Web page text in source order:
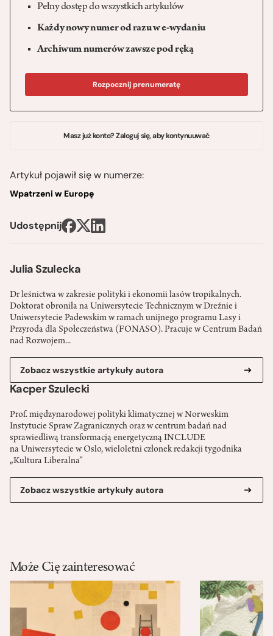
Julia Szulecka
Dr leśnictwa w zakresie polityki i ekonomii lasów tropikalnych.
Doktorat obroniła na Uniwersytecie Technicznym w Dreźnie i
Uniwersytecie Padewskim w ramach unijnego programu Lasy i
Przyroda dla Społeczeństwa (FONASO). Pracuje w Centrum Badań
nad Rozwojem...
Zobacz wszystkie artykuły autora
Kacper Szulecki
Prof. międzynarodowej polityki klimatycznej w Norweskim
Instytucie Spraw Zagranicznych oraz w centrum badań nad
sprawiedliwą transformacją energetyczną INCLUDE
na Uniwersytecie w Oslo, wieloletni członek redakcji tygodnika
„Kultura Liberalna”
Zobacz wszystkie artykuły autora
Pełny dostęp do wszystkich artykułów
Każdy nowy numer od razu w e-wydaniu
Archiwum numerów zawsze pod ręką
Rozpocznij prenumeratę
Masz już konto? Zaloguj się, aby kontynuuwać
Artykuł pojawił się w numerze:
Wpatrzeni w Europę
Udostępnij
Może Cię zainteresować